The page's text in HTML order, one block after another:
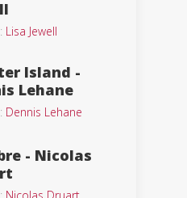
Lisa Jewell
Island -
Lehane
Dennis Lehane
- Nicolas
Nicolas Druart